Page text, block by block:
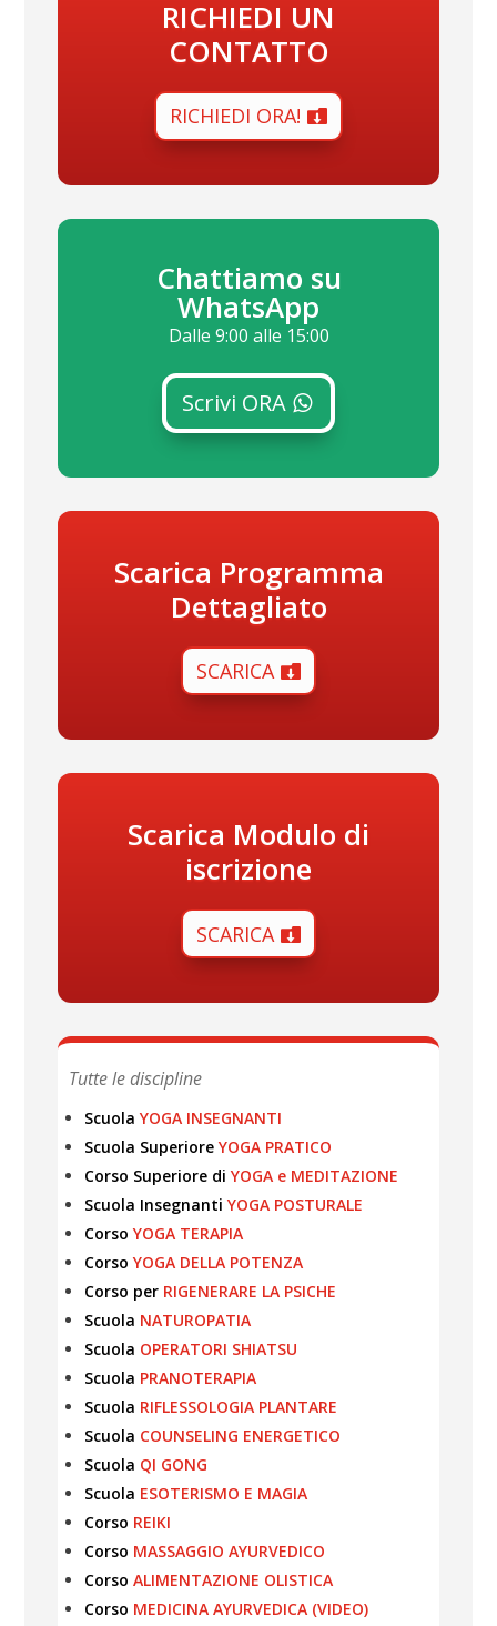
RICHIEDI UN
CONTATTO
RICHIEDI ORA!
Chattiamo su
WhatsApp
Dalle 9:00 alle 15:00
Scrivi ORA
Scarica Programma
Dettagliato
SCARICA
Scarica Modulo di
iscrizione
SCARICA
Tutte le discipline
Scuola YOGA INSEGNANTI
Scuola SuperioreYOGA PRATICO
Corso Superiore diYOGA e MEDITAZIONE
Scuola Insegnanti YOGA POSTURALE
Corso YOGA TERAPIA
Corso YOGA DELLA POTENZA
Corso per RIGENERARE LA PSICHE
Scuola NATUROPATIA
Scuola OPERATORI SHIATSU
Scuola PRANOTERAPIA
Scuola RIFLESSOLOGIA PLANTARE
Scuola COUNSELING ENERGETICO
Scuola QI GONG
Scuola ESOTERISMO E MAGIA
Corso REIKI
Corso MASSAGGIO AYURVEDICO
Corso ALIMENTAZIONE OLISTICA
Corso MEDICINA AYURVEDICA (VIDEO)